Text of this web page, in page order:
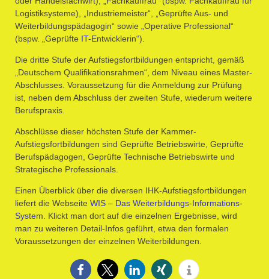
Logistiksysteme), „Industriemeister“, „Geprüfte Aus- und
Weiterbildungspädagogin“ sowie „Operative Professional“
(bspw. „Geprüfte IT-Entwicklerin“).
Die dritte Stufe der Aufstiegsfortbildungen entspricht, gemäß
„Deutschem Qualifikationsrahmen“, dem Niveau eines Master-
Abschlusses. Voraussetzung für die Anmeldung zur Prüfung
ist, neben dem Abschluss der zweiten Stufe, wiederum weitere
Berufspraxis.
Abschlüsse dieser höchsten Stufe der Kammer-
Aufstiegsfortbildungen sind Geprüfte Betriebswirte, Geprüfte
Berufspädagogen, Geprüfte Technische Betriebswirte und
Strategische Professionals.
Einen Überblick über die diversen IHK-Aufstiegsfortbildungen
liefert die Webseite WIS – Das Weiterbildungs-Informations-
System. Klickt man dort auf die einzelnen Ergebnisse, wird
man zu weiteren Detail-Infos geführt, etwa den formalen
Voraussetzungen der einzelnen Weiterbildungen.